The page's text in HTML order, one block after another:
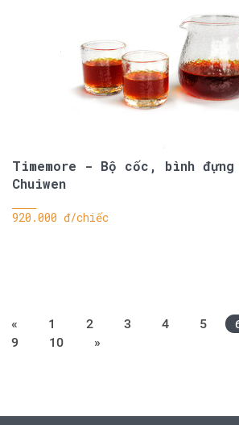
Timemore - Bộ cốc, bình
Chuiwen
920.000 đ/chiếc
« 1 2 3 4 5
9
10 »